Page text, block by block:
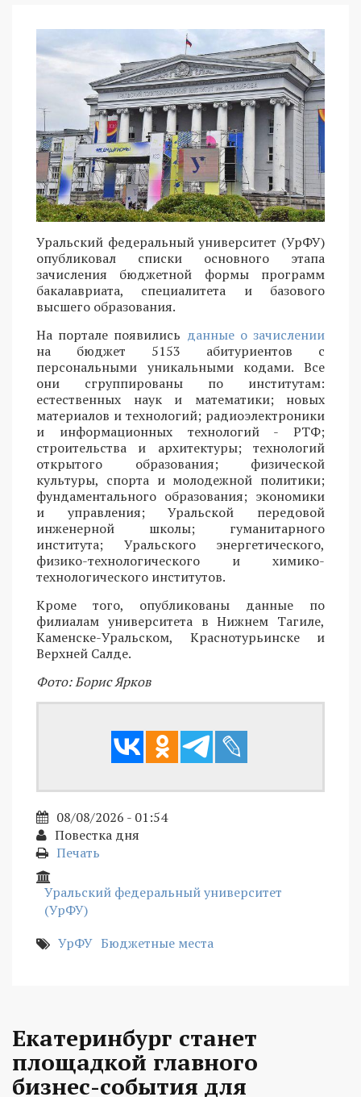
Уральский федеральный университет (УрФУ)
опубликовал списки основного этапа
зачисления бюджетной формы программ
бакалавриата, специалитета и базового
высшего образования.
На портале появились данные о зачислении
на бюджет 5153 абитуриентов с
персональными уникальными кодами. Все
они сгруппированы по институтам:
естественных наук и математики; новых
материалов и технологий; радиоэлектроники
и информационных технологий - РТФ;
строительства и архитектуры; технологий
открытого образования; физической
культуры, спорта и молодежной политики;
фундаментального образования; экономики
и управления; Уральской передовой
инженерной школы; гуманитарного
института; Уральского энергетического,
физико-технологического и химико-
технологического институтов.
Кроме того, опубликованы данные по
филиалам университета в Нижнем Тагиле,
Каменске-Уральском, Краснотурьинске и
Верхней Салде.
Фото: Борис Ярков
08/08/2026 - 01:54
Повестка дня
Печать
Уральский федеральный университет
(УрФУ)
УрФУ Бюджетные места
Екатеринбург станет
площадкой главного
бизнес-события для